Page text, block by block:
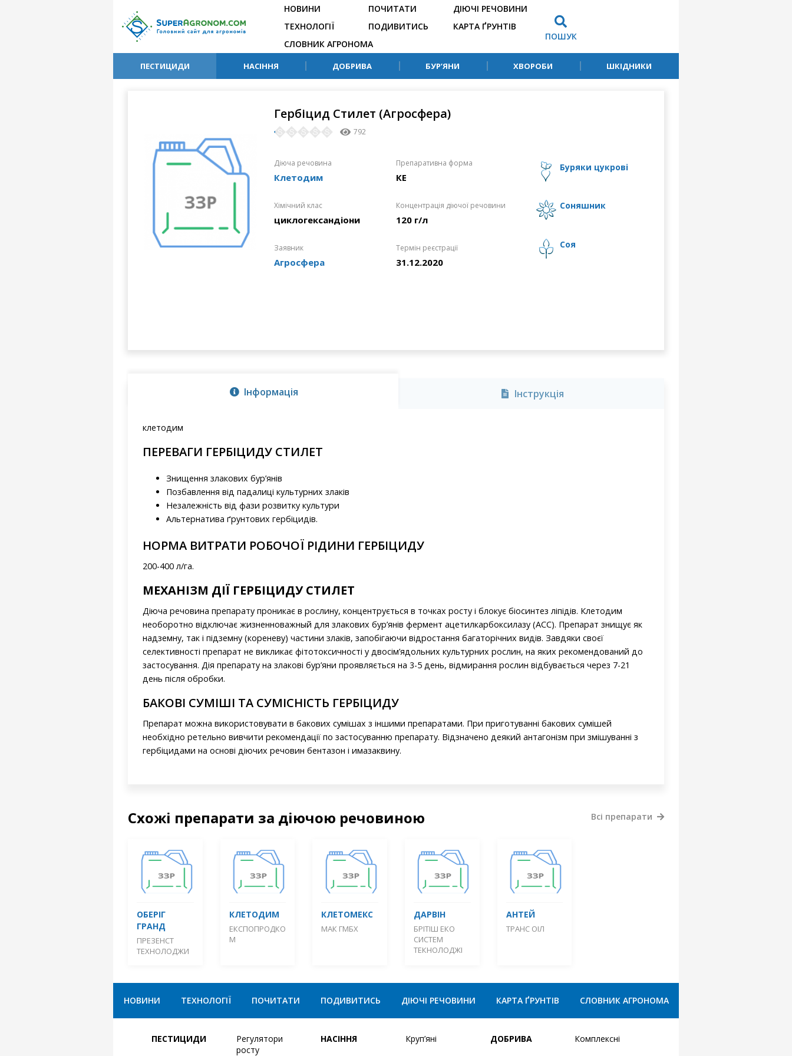
НОВИНИ
ТЕХНОЛОГІЇ
ПОЧИТАТИ
ПОДИВИТИСЬ
ДІЮЧІ РЕЧОВИНИ
КАРТА ҐРУНТІВ
СЛОВНИК АГРОНОМА
ПОШУК
ПЕСТИЦИДИ НАСІННЯ ДОБРИВА БУР’ЯНИ ХВОРОБИ ШКІДНИКИ
Гербіцид Стилет (Агросфера)
792
Діюча речовина
Клетодим
Препаративна форма
КЕ
Хімічний клас
циклогександіони
Концентрація діючої речовини
120 г/л
Заявник
Агросфера
Термін реєстрації
31.12.2020
буряки цукрові
соняшник
соя
Інформація Інструкція
клетодим
ПЕРЕВАГИ ГЕРБІЦИДУ СТИЛЕТ
Знищення злакових бур’янів
Позбавлення від падалиці культурних злаків
Незалежність від фази розвитку культури
Альтернатива ґрунтових гербіцидів.
НОРМА ВИТРАТИ РОБОЧОЇ РІДИНИ ГЕРБІЦИДУ
200-400 л/га.
МЕХАНІЗМ ДІЇ ГЕРБІЦИДУ СТИЛЕТ
Діюча речовина препарату проникає в рослину, концентрується в точках росту і блокує біосинтез ліпідів. Клетодим
необоротно відключає жизненноважный для злакових бур’янів фермент ацетилкарбоксилазу (АСС). Препарат знищує як
надземну, так і підземну (кореневу) частини злаків, запобігаючи відростання багаторічних видів. Завдяки своєї
селективності препарат не викликає фітотоксичності у двосім’ядольних культурних рослин, на яких рекомендований до
застосування. Дія препарату на злакові бур’яни проявляється на 3-5 день, відмирання рослин відбувається через 7-21
день після обробки.
БАКОВІ СУМІШІ ТА СУМІСНІСТЬ ГЕРБІЦИДУ
Препарат можна використовувати в бакових сумішах з іншими препаратами. При приготуванні бакових сумішей
необхідно ретельно вивчити рекомендації по застосуванню препарату. Відзначено деякий антагонізм при змішуванні з
гербіцидами на основі діючих речовин бентазон і имазаквину.
Схожі препарати за діючою речовиною
ОБЕРІГ
ГРАНД
ПРЕЗЕНСТ
ТЕХНОЛОДЖИ
КЛЕТОДИМ
ЕКСПОПРОДКО
М
КЛЕТОМЕКС
МАК ГМБХ
ДАРВІН
БРІТІШ ЕКО
СИСТЕМ
ТЕКНОЛОДЖІ
АНТЕЙ
ТРАНС ОІЛ
Всі препарати
НОВИНИ ТЕХНОЛОГІЇ ПОЧИТАТИ ПОДИВИТИСЬ ДІЮЧІ РЕЧОВИНИ КАРТА ҐРУНТІВ СЛОВНИК АГРОНОМА
ПЕСТИЦИДИ
Регулятори
росту
НАСІННЯ Круп’яні ДОБРИВА Комплексні